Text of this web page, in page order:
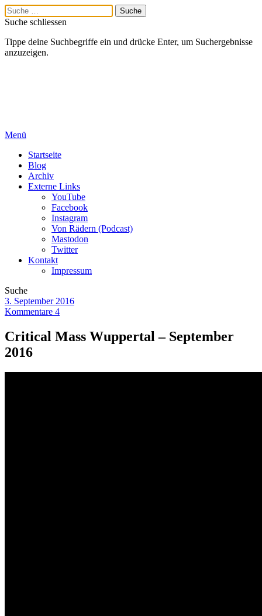
Suche schliessen
Tippe deine Suchbegriffe ein und drücke Enter, um Suchergebnisse
anzuzeigen.
Menü
Startseite
Blog
Archiv
Externe Links
YouTube
Facebook
Instagram
Von Rädern (Podcast)
Mastodon
Twitter
Kontakt
Impressum
Suche
3. September 2016
Kommentare 4
Critical Mass Wuppertal – September
2016